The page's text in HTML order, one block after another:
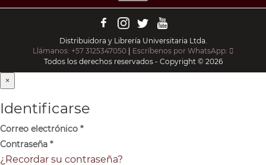
Distribuidora y Librería Universitaria Ltda.
Llámanos: +57 3125347050 | Escríbenos por WhatsApp:
Todos los derechos reservados - Copyright © 2026
×
Identificarse
Correo electrónico *
Contraseña *
¿Recordar su contraseña?